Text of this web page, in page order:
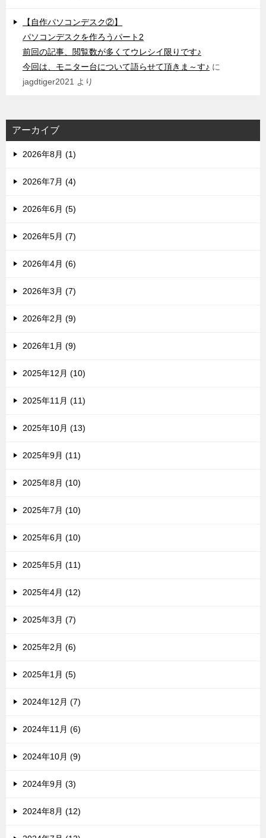
【自作パソコンデスク②】
パソコンデスクを作ろうパート2
前回の記事、閲覧数が多くてウレシイ限りです♪
今回は、モニター台について語らせて頂きま～す♪ に
jagdtiger2021 より
アーカイブ
2026年8月 (1)
2026年7月 (4)
2026年6月 (5)
2026年5月 (7)
2026年4月 (6)
2026年3月 (7)
2026年2月 (9)
2026年1月 (9)
2025年12月 (10)
2025年11月 (11)
2025年10月 (13)
2025年9月 (11)
2025年8月 (10)
2025年7月 (10)
2025年6月 (10)
2025年5月 (11)
2025年4月 (12)
2025年3月 (7)
2025年2月 (6)
2025年1月 (5)
2024年12月 (7)
2024年11月 (6)
2024年10月 (9)
2024年9月 (3)
2024年8月 (12)